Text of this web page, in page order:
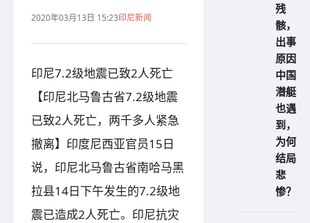
2020年03月13日 15:23印尼新闻
印尼7.2级地震已致2人死亡
【印尼北马鲁古省7.2级地震
已致2人死亡，两千多人紧急
撤离】印度尼西亚官员15日
说，印尼北马鲁古省南哈马黑
拉县14日下午发生的7.2级地
震已造成2人死亡。印尼抗灾
残
骸，
出事
原因
中国
潜艇
也遇
到，
为何
结局
悲
惨？